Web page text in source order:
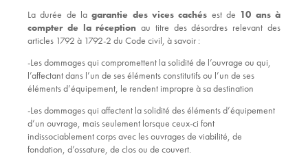
La durée de lagarantie des vices cachés est de 10 ans à
compter de la réception au titre des désordres relevant des
articles 1792 à 1792-2 du Code civil, à savoir :
-Les dommages qui compromettent la solidité de l’ouvrage ou qui,
l’affectant dans l’un de ses éléments constitutifs ou l’un de ses
éléments d’équipement, le rendent impropre à sa destination
-Les dommages qui affectent la solidité des éléments d’équipement
d’un ouvrage, mais seulement lorsque ceux-ci font
indissociablement corps avec les ouvrages de viabilité, de
fondation, d’ossature, de clos ou de couvert.